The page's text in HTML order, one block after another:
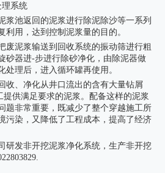
理系统
浆池返回的泥浆进行除泥除沙等一系列
利用，达到控制泥浆量的目的。
废泥浆输送到回收系统的振动筛进行粗
砂器进-步进行除砂净化，由除泥器做
处理后，进入循环罐再使用。
收、净化从井口流出的含有大量钻屑
供满足要求的泥浆。配备这样的泥浆
题非常重要，既减少了整个穿越施工所
污染，又降低了工程成本，提高了经济
研发非开挖泥浆净化系统，生产非开挖